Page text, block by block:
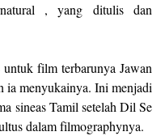
, yang ditulis dan
film terbarunya Jawan
ia menyukainya. Ini menjadi
sineas Tamil setelah Dil Se
dalam filmographynya.